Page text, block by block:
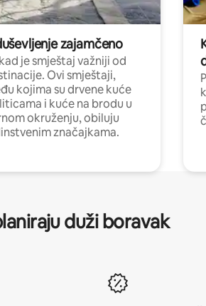
zajamčeno
je smještaj važniji od
Ovi smještaji,
kojima su drvene kuće
i kuće na brodu u
okruženju, obiluju
značajkama.
duži boravak